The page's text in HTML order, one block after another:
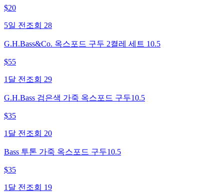
$20
5일 전 조회 28
G.H.Bass&Co. 옥스포드 구두 2켤레 세트 10.5
$55
1달 전 조회 29
G.H.Bass 검은색 가죽 옥스포드 구두10.5
$35
1달 전 조회 20
Bass 투톤 가죽 옥스포드 구두10.5
$35
1달 전 조회 19